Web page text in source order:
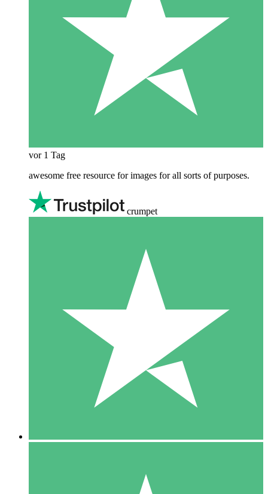
vor 1 Tag
awesome free resource for images for all sorts of purposes.
crumpet